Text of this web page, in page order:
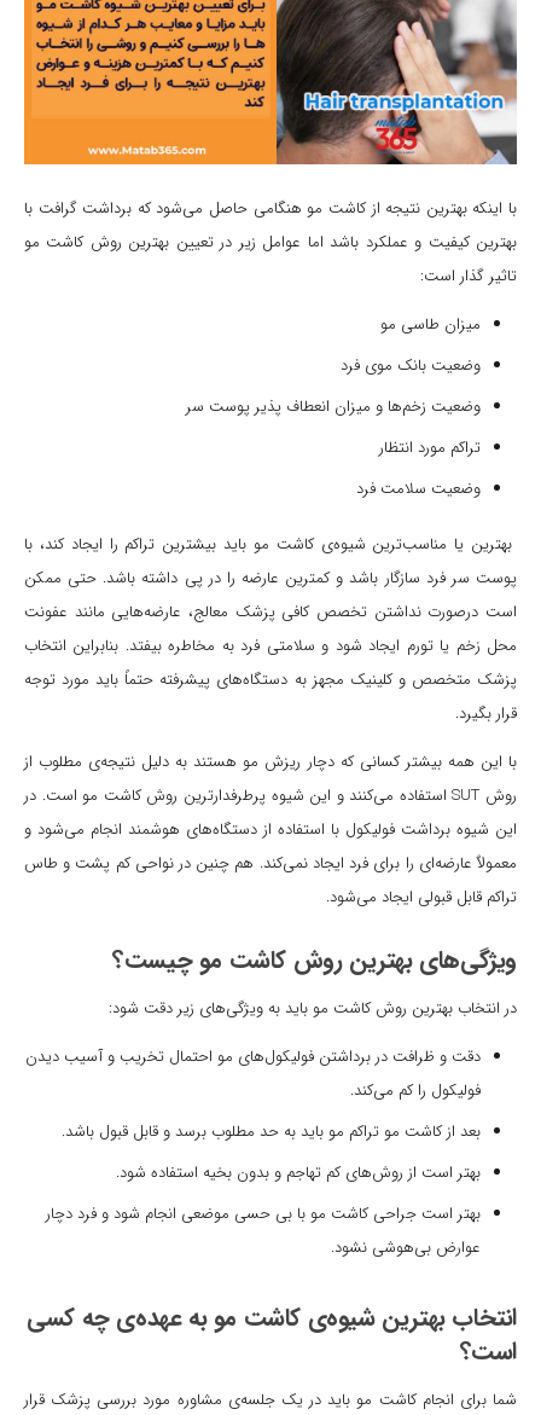
با اینکه بهترین نتیجه از کاشت مو هنگامی حاصل می‌شود که برداشت گرافت با
بهترین کیفیت و عملکرد باشد اما عوامل زیر در تعیین بهترین روش کاشت مو
تاثیر گذار است:
میزان طاسی مو
وضعیت بانک موی فرد
وضعیت زخم‌ها و میزان انعطاف پذیر پوست سر
تراکم مورد انتظار
وضعیت سلامت فرد
بهترین یا مناسب‌ترین شیوه‌ی کاشت مو باید بیشترین تراکم را ایجاد کند، با
پوست سر فرد سازگار باشد و کمترین عارضه را در پی داشته باشد. حتی ممکن
است درصورت نداشتن تخصص کافی پزشک معالج، عارضه‌هایی مانند عفونت
محل زخم یا تورم ایجاد شود و سلامتی فرد به مخاطره بیفتد. بنابراین انتخاب
پزشک متخصص و کلینیک مجهز به دستگاه‌های پیشرفته حتماً باید مورد توجه
قرار بگیرد.
با این همه بیشتر کسانی که دچار ریزش مو هستند به دلیل نتیجه‌ی مطلوب از
روش SUT استفاده می‌کنند و این شیوه پرطرفدارترین روش کاشت مو است. در
این شیوه برداشت فولیکول با استفاده از دستگاه‌های هوشمند انجام می‌شود و
معمولاٌ عارضه‌ای را برای فرد ایجاد نمی‌کند. هم چنین در نواحی کم پشت و طاس
تراکم قابل قبولی ایجاد می‌شود.
ویژگی‌های بهترین روش کاشت مو چیست؟
در انتخاب بهترین روش کاشت مو باید به ویژگی‌های زیر دقت شود:
دقت و ظرافت در برداشتن فولیکول‌های مو احتمال تخریب و آسیب دیدن
فولیکول را کم می‌کند.
بعد از کاشت مو تراکم مو باید به حد مطلوب برسد و قابل قبول باشد.
بهتر است از روش‌های کم تهاجم و بدون بخیه استفاده شود.
بهتر است جراحی کاشت مو با بی حسی موضعی انجام شود و فرد دچار
عوارض بی‌هوشی نشود.
انتخاب بهترین شیوه‌ی کاشت مو به عهده‌ی چه کسی
است؟
شما برای انجام کاشت مو باید در یک جلسه‌ی مشاوره مورد بررسی پزشک قرار